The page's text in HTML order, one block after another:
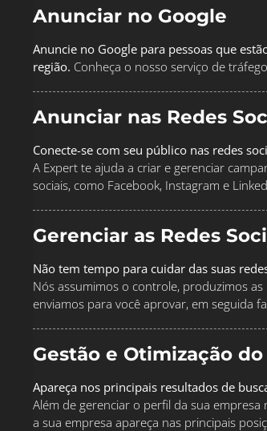
Anunciar no Google
Anuncie no Google para pessoas que
região. Conheça o nosso serviço de
Anunciar nas Redes
Conecte-se com seu público nas redes
A Expert te ajuda a criar e gerenciar
sociais, como Facebook, Instagram e
Gerenciar as Redes
Não tem tempo para cuidar das suas
Nós assumimos o controle, produzimos
enviamos para você aprovar, em seguida
Gestão e Otimização
Apareça nos principais resultados de
Além de gerenciar o perfil da sua
a sua empresa apareça nas principais